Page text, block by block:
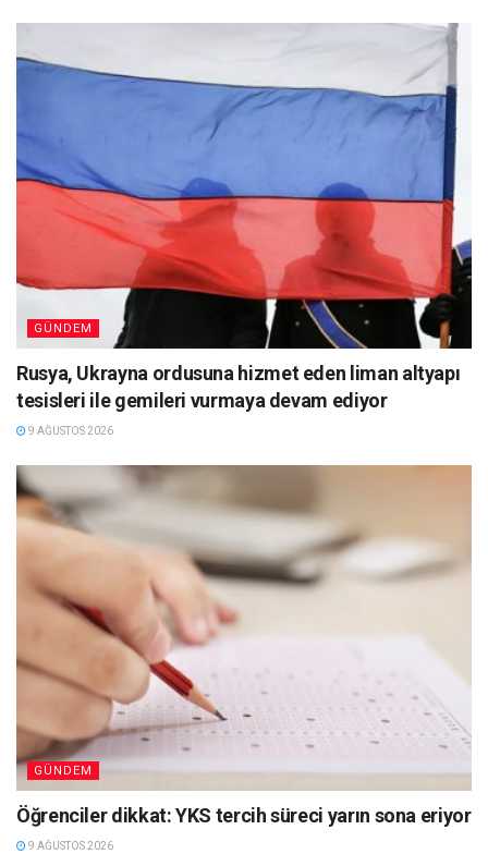
GÜNDEM
Rusya, Ukrayna ordusuna hizmet eden liman altyapı
tesisleri ile gemileri vurmaya devam ediyor
9 AĞUSTOS 2026
GÜNDEM
Öğrenciler dikkat: YKS tercih süreci yarın sona eriyor
9 AĞUSTOS 2026